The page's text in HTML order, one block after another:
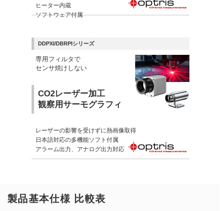
ヒーター内蔵
ソフトウェア付属
DDPXI/DBRPIシリーズ
専用フィルタで
センサ焼けしない
CO2レーザー加工
観察用サーモグラフィ
レーザーの影響を受けずに熱画像取得
日本語対応の多機能ソフト付属
アラーム出力、アナログ出力対応
製品基本仕様 比較表